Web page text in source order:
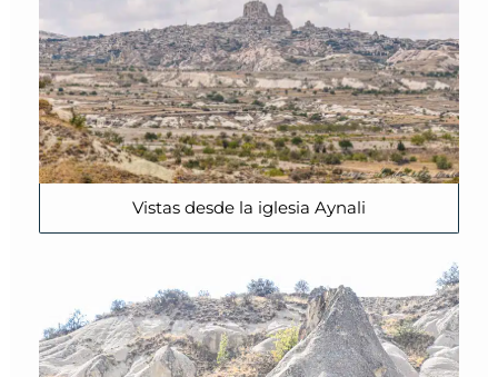
Vistas desde la iglesia Aynali